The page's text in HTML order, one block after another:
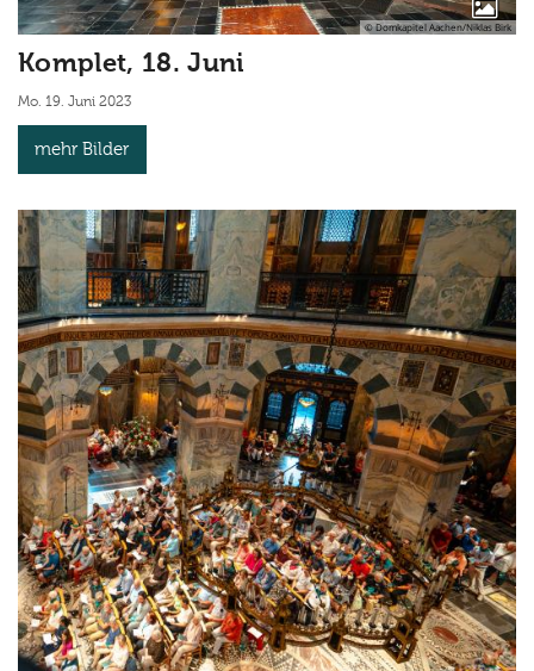
© Domkapitel Aachen/Niklas Birk
Komplet, 18. Juni
Mo. 19. Juni 2023
mehr Bilder